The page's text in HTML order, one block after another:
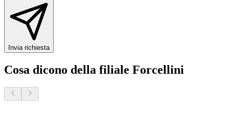
Invia richiesta
Cosa dicono della filiale Forcellini